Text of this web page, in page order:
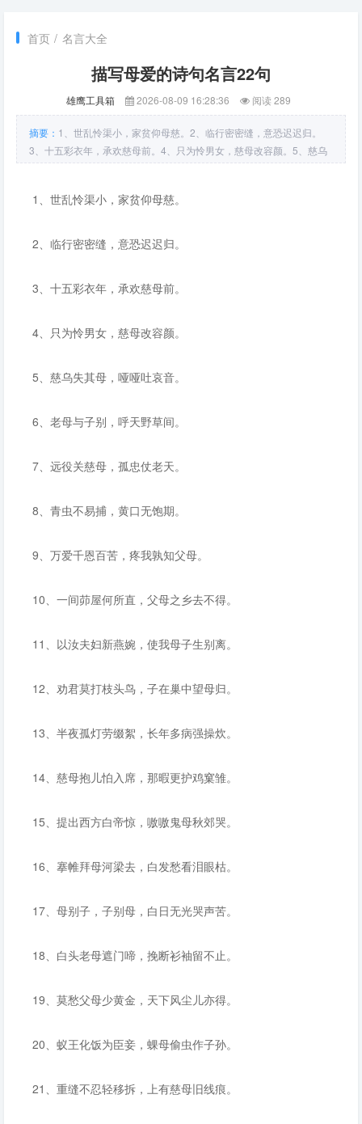
首页 / 名言大全
描写母爱的诗句名言22句
雄鹰工具箱 2026-08-09 16:28:36 阅读 289
摘要： 1、世乱怜渠小，家贫仰母慈。2、临行密密缝，意恐迟迟归。
3、十五彩衣年，承欢慈母前。4、只为怜男女，慈母改容颜。5、慈乌
失其母，哑哑吐哀音。6、老母与子别，呼天野草间。7、远役关慈母，
知父母。10、一间
1、世乱怜渠小，家贫仰母慈。
2、临行密密缝，意恐迟迟归。
3、十五彩衣年，承欢慈母前。
4、只为怜男女，慈母改容颜。
5、慈乌失其母，哑哑吐哀音。
6、老母与子别，呼天野草间。
7、远役关慈母，孤忠仗老天。
8、青虫不易捕，黄口无饱期。
9、万爱千恩百苦，疼我孰知父母。
10、一间茆屋何所直，父母之乡去不得。
11、以汝夫妇新燕婉，使我母子生别离。
12、劝君莫打枝头鸟，子在巢中望母归。
13、半夜孤灯劳缀絮，长年多病强操炊。
14、慈母抱儿怕入席，那暇更护鸡窠雏。
15、提出西方白帝惊，嗷嗷鬼母秋郊哭。
16、搴帷拜母河梁去，白发愁看泪眼枯。
17、母别子，子别母，白日无光哭声苦。
18、白头老母遮门啼，挽断衫袖留不止。
19、莫愁父母少黄金，天下风尘儿亦得。
20、蚁王化饭为臣妾，蜾母偷虫作子孙。
21、重缝不忍轻移拆，上有慈母旧线痕。